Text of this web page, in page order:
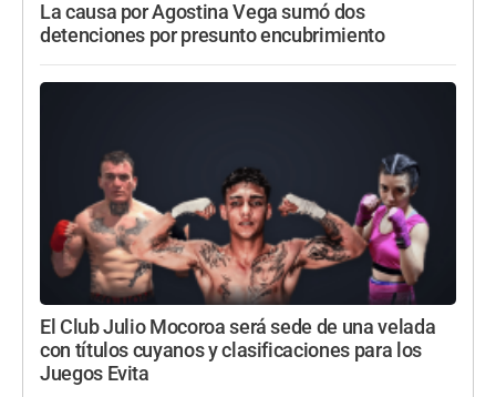
La causa por Agostina Vega sumó dos
detenciones por presunto encubrimiento
El Club Julio Mocoroa será sede de una velada
con títulos cuyanos y clasificaciones para los
Juegos Evita